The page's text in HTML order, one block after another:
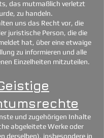
das mutmaßlich verletzt
zu handeln.
uns das Recht vor, die
juristische Person, die die
hat, über eine etwaige
zu informieren und alle
Einzelheiten mitzuteilen.
und zugehörigen Inhalte
abgeleitete Werke oder
derselben), insbesondere in